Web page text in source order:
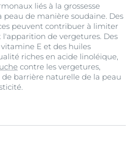
liés à la grossesse
peau de manière soudaine. Des
peuvent contribuer à limiter
l'apparition de vergetures. Des
E et des huiles
riches en acide linoléique,
contre les vergetures,
barrière naturelle de la peau